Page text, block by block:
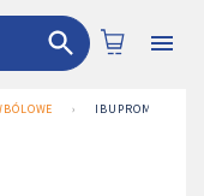
› IBUPROM RR MAX